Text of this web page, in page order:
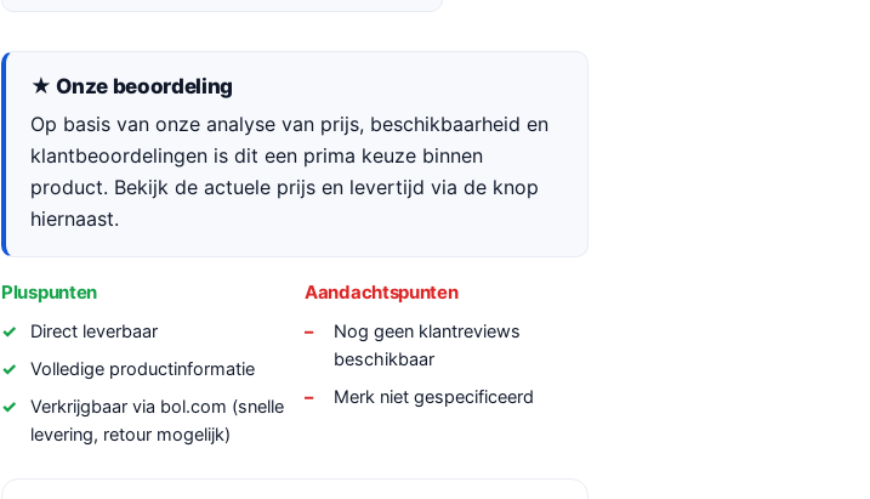
★ Onze beoordeling
Op basis van onze analyse van prijs, beschikbaarheid en
klantbeoordelingen is dit een prima keuze binnen
product. Bekijk de actuele prijs en levertijd via de knop
hiernaast.
Pluspunten
Direct leverbaar
Volledige productinformatie
Verkrijgbaar via bol.com (snelle
levering, retour mogelijk)
Aandachtspunten
Nog geen klantreviews
beschikbaar
Merk niet gespecificeerd